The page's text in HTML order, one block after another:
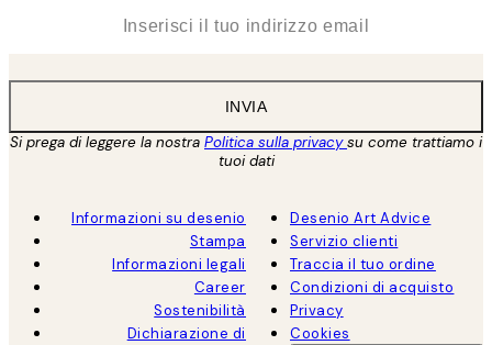
INVIA
Si prega di leggere la nostra Politica sulla privacysu come trattiamo i
tuoi dati
Informazioni su desenio
Stampa
Informazioni legali
Career
Sostenibilità
Dichiarazione di
Desenio Art Advice
Servizio clienti
Traccia il tuo ordine
Condizioni di acquisto
Privacy
Cookies